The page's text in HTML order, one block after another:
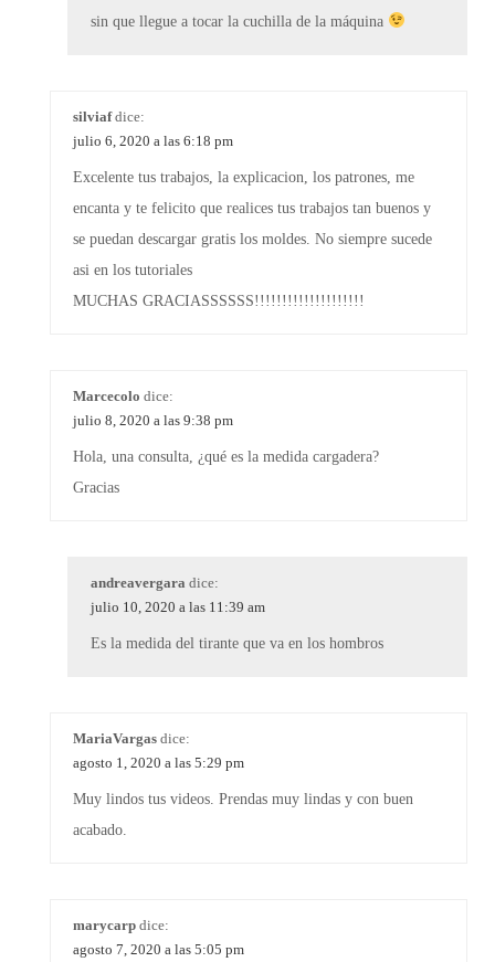
sin que llegue a tocar la cuchilla de la máquina
silviaf dice:
julio 6, 2020 a las 6:18 pm
Excelente tus trabajos, la explicacion, los patrones, me
encanta y te felicito que realices tus trabajos tan buenos y
se puedan descargar gratis los moldes. No siempre sucede
asi en los tutoriales
MUCHAS GRACIASSSSSS!!!!!!!!!!!!!!!!!!!!
Marcecolo dice:
julio 8, 2020 a las 9:38 pm
Hola, una consulta, ¿qué es la medida cargadera?
Gracias
andreavergara dice:
julio 10, 2020 a las 11:39 am
Es la medida del tirante que va en los hombros
MariaVargas dice:
agosto 1, 2020 a las 5:29 pm
Muy lindos tus videos. Prendas muy lindas y con buen
acabado.
marycarp dice:
agosto 7, 2020 a las 5:05 pm